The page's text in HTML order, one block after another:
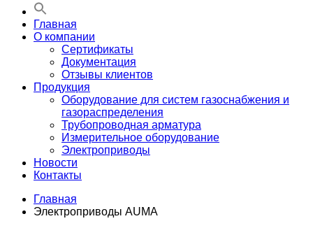
оборудования
комплектующих
строительства
инженерных
комплектующих
строительства
Главная
О компании
Сертификаты
Документация
Отзывы клиентов
Продукция
Оборудование для систем газоснабжения и
газораспределения
Трубопроводная арматура
Измерительное оборудование
Электроприводы
Новости
Контакты
Главная
Электроприводы AUMA